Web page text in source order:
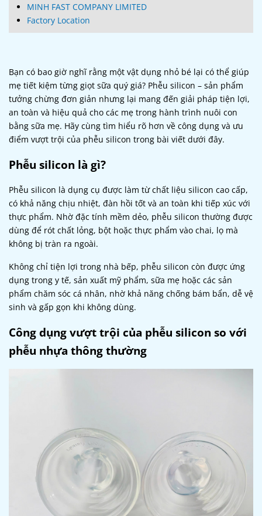
MINH FAST COMPANY LIMITED
Factory Location
Bạn có bao giờ nghĩ rằng một vật dụng nhỏ bé lại có thể giúp
mẹ tiết kiệm từng giọt sữa quý giá? Phễu silicon – sản phẩm
tưởng chừng đơn giản nhưng lại mang đến giải pháp tiện lợi,
an toàn và hiệu quả cho các mẹ trong hành trình nuôi con
bằng sữa mẹ. Hãy cùng tìm hiểu rõ hơn về công dụng và ưu
điểm vượt trội của phễu silicon trong bài viết dưới đây.
Phễu silicon là gì?
Phễu silicon là dụng cụ được làm từ chất liệu silicon cao cấp,
có khả năng chịu nhiệt, đàn hồi tốt và an toàn khi tiếp xúc với
thực phẩm. Nhờ đặc tính mềm dẻo, phễu silicon thường được
dùng để rót chất lỏng, bột hoặc thực phẩm vào chai, lọ mà
không bị tràn ra ngoài.
Không chỉ tiện lợi trong nhà bếp, phễu silicon còn được ứng
dụng trong y tế, sản xuất mỹ phẩm, sữa mẹ hoặc các sản
phẩm chăm sóc cá nhân, nhờ khả năng chống bám bẩn, dễ vệ
sinh và gấp gọn khi không dùng.
Công dụng vượt trội của phễu silicon so với
phễu nhựa thông thường